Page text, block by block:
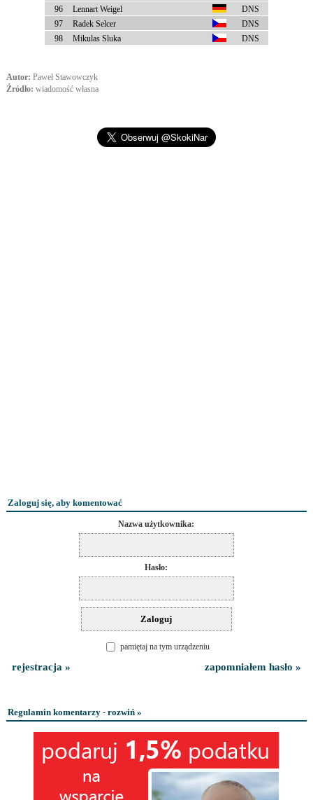
96
Lennart Weigel
DNS
97
Radek Selcer
DNS
98
Mikulas Sluka DNS
Autor: Paweł Stawowczyk
Źródło: wiadomość własna
Zaloguj się, aby komentować
Nazwa użytkownika:
Hasło:
pamiętaj na tym urządzeniu
rejestracja » zapomniałem hasło »
Regulamin komentarzy - rozwiń »